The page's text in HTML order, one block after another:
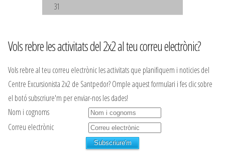
31
Vols rebre les activitats del 2x2 al teu correu electrònic?
Vols rebre al teu correu electrònic les activitats que planifiquem i noticies del
Centre Excursionista 2x2 de Santpedor? Omple aquest formulari i fes clic sobre
el botó subscriure'm per enviar-nos les dades!
Nom i cognoms
Correu electrònic